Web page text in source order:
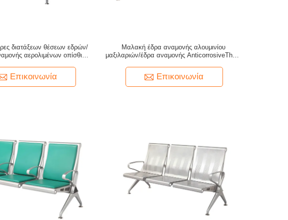
διατάξεων θέσεων εδρών/
αερολιμένων οπίσθιων
Επικοινωνία
Μαλακή έδρα αναμονής αλουμινίου
μαξιλαριών/έδρα αναμονής AnticorrosiveThree
Επικοινωνία